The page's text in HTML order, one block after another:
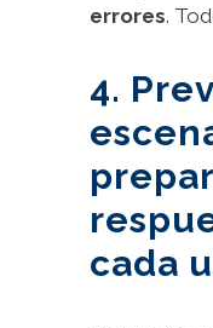
errores.
4.
cada